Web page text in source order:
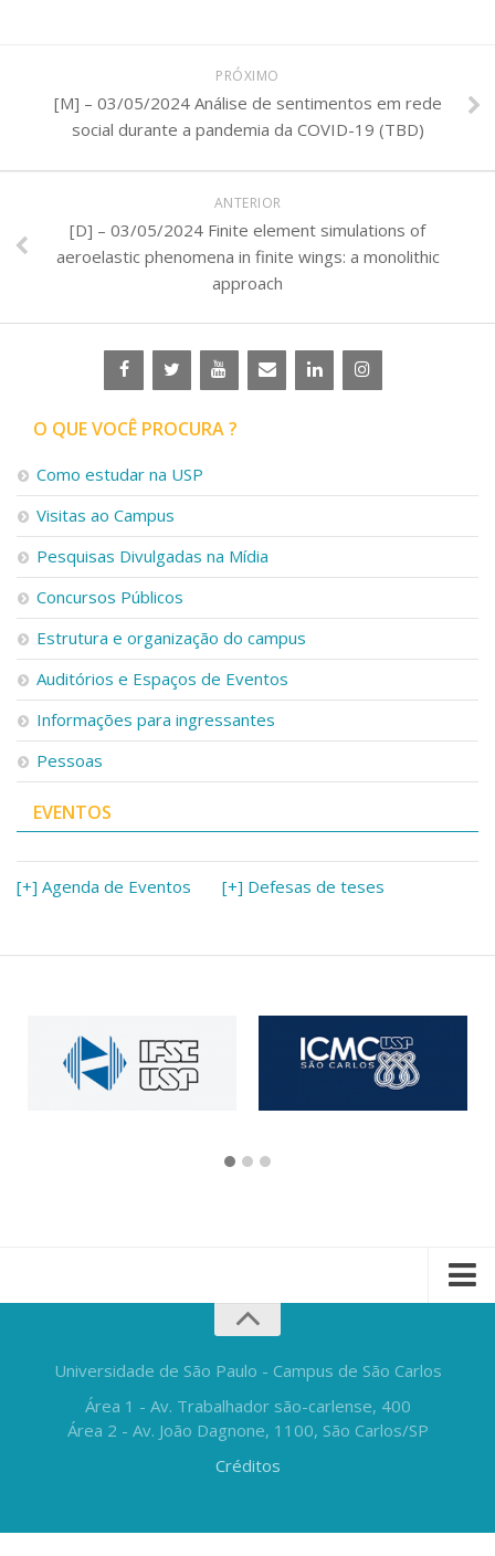
PRÓXIMO
[M] – 03/05/2024 Análise de sentimentos em rede
social durante a pandemia da COVID-19 (TBD)
ANTERIOR
[D] – 03/05/2024 Finite element simulations of
aeroelastic phenomena in finite wings: a monolithic
approach
O QUE VOCÊ PROCURA ?
Como estudar na USP
Visitas ao Campus
Pesquisas Divulgadas na Mídia
Concursos Públicos
Estrutura e organização do campus
Auditórios e Espaços de Eventos
Informações para ingressantes
Pessoas
EVENTOS
[+] Agenda de Eventos [+] Defesas de teses
Universidade de São Paulo - Campus de São Carlos
Área 1 - Av. Trabalhador são-carlense, 400
Área 2 - Av. João Dagnone, 1100, São Carlos/SP
Créditos